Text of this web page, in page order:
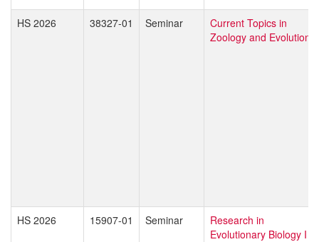
HS 2026 38327-01 Seminar
Current Topics in
Zoology and Evolution
HS 2026 15907-01 Seminar
Research in
Evolutionary Biology I